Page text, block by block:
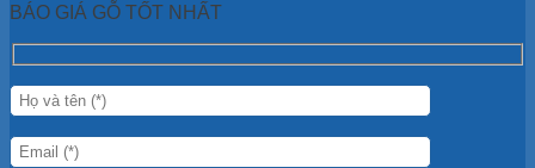
BÁO GIÁ GỖ TỐT NHẤT